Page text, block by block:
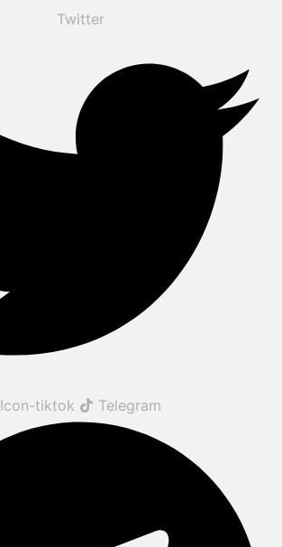
Twitter
Icon-tiktok Telegram